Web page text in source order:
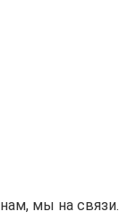
мы на связи.